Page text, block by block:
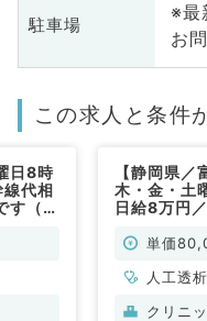
駐車場
※最
お
この求人と条件
日8時
代相
す（腎
【静岡県／
木・金・土
日給8万円
／非常勤）
単価
人工透
クリニ